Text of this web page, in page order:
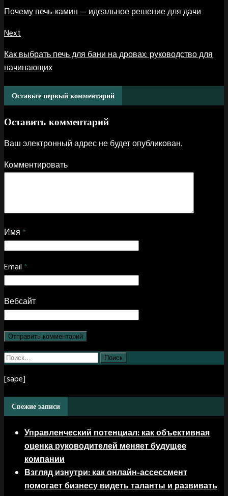
Почему печь-камин — идеальное решение для дачи
Next
Как выбрать печь для бани на дровах: руководство для
начинающих
Оставьте первый комментарий
Оставить комментарий
Ваш электронный адрес не будет опубликован.
Комментировать
Имя *
Email *
Вебсайт
Найти:
[sape]
Свежие записи
Управленческий потенциал: как объективная
оценка руководителей меняет будущее
компании
Взгляд изнутри: как онлайн-ассессмент
помогает бизнесу видеть таланты и развивать